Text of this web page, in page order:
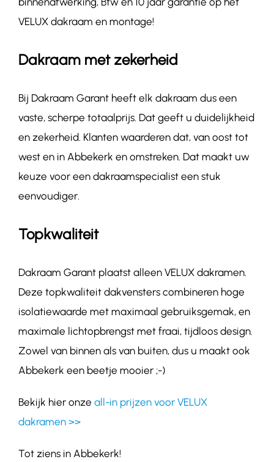
VELUX dakraam en montage!
Dakraam met zekerheid
Bij Dakraam Garant heeft elk dakraam dus een
vaste, scherpe totaalprijs. Dat geeft u duidelijkheid
en zekerheid. Klanten waarderen dat, van oost tot
west en in Abbekerk en omstreken. Dat maakt uw
keuze voor een dakraamspecialist een stuk
eenvoudiger.
Topkwaliteit
Dakraam Garant plaatst alleen VELUX dakramen.
Deze topkwaliteit dakvensters combineren hoge
isolatiewaarde met maximaal gebruiksgemak, en
maximale lichtopbrengst met fraai, tijdloos design.
Zowel van binnen als van buiten, dus u maakt ook
Abbekerk een beetje mooier ;-)
Bekijk hier onze all-in prijzen voor VELUX
dakramen >>
Tot ziens in Abbekerk!